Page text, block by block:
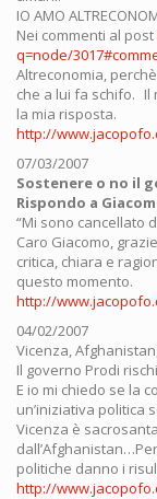
IO AMO
Nei commenti al post
q=node/
Altreconomia,
che a lui fa schifo. Il
la mia risposta.
http://
07/03/2007
Sostenere o no il
Rispondo a
“Mi sono cancellato
Caro Giacomo,
critica, chiara e
questo momento.
http://
04/02/2007
Vicenza,
Il governo Prodi
E io mi chiedo se la
un’iniziativa politica
Vicenza è
politiche danno i
http://